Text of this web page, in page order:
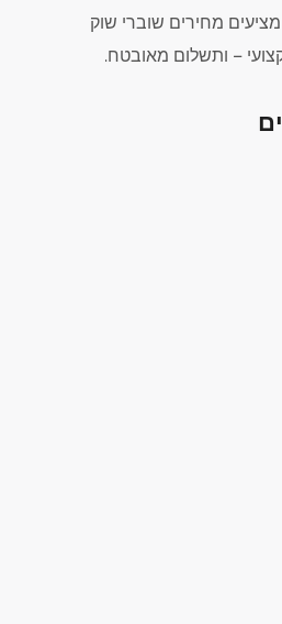
מציעים מחירים שוברי שוק
– ותשלום מאובטח.